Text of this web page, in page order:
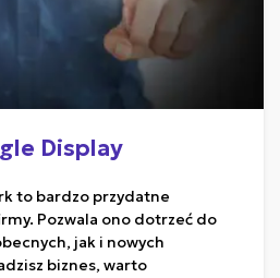
Display
to bardzo przydatne
Pozwala ono dotrzeć do
jak i nowych
biznes, warto